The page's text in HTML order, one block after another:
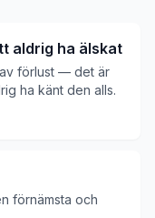
aldrig ha älskat
förlust — det är
ha känt den alls.
förnämsta och